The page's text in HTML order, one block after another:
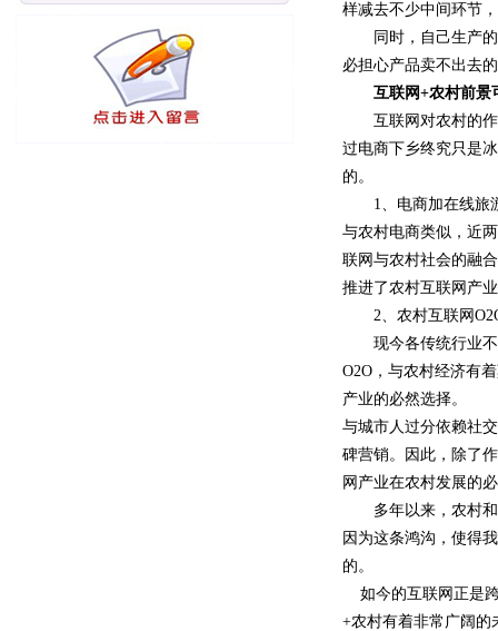
样减去不少中间环节
同时，自己生产的
必担心产品卖不出去
互联网+农村前景
互联网对农村的作
过电商下乡终究只是
的。
1、电商加在线旅
与农村电商类似，近
联网与农村社会的融
推进了农村互联网产
2、农村互联网
现今各传统行业不
O2O，与农村经济有
产业的必然选择。
与城市人过分依赖社
碑营销。因此，除了
网产业在农村发展的
多年以来，农村和
因为这条鸿沟，使得
的。
如今的互联网正是
+农村有着非常广阔的